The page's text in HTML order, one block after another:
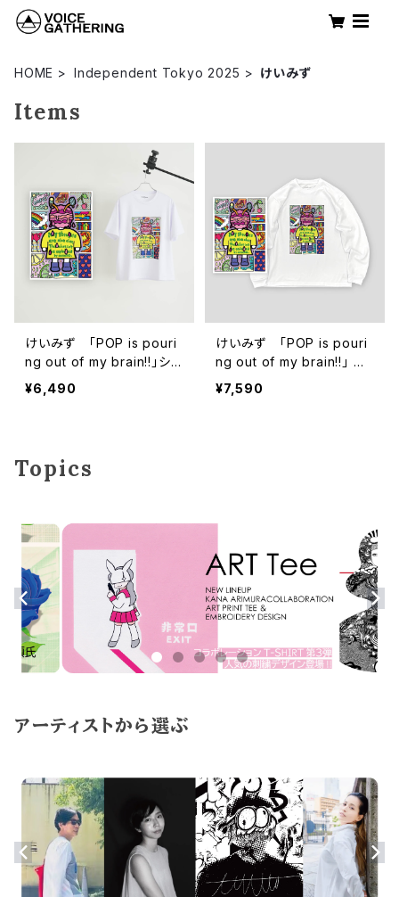
HOME Independent Tokyo 2025 けいみず
Items
けいみず 「POP is pouri
ng out of my brain!!」ショ
ートスリーブTシャツ
¥6,490
けいみず 「POP is pouri
ng out of my brain!!」 ロ
ングスリーブTシャツ
¥7,590
Topics
アーティストから選ぶ